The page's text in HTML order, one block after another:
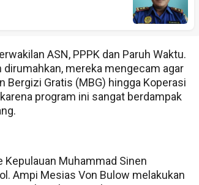
ASN, PPPK dan Paruh Waktu.
mereka mengecam agar
Gratis (MBG) hingga Koperasi
program ini sangat berdampak
Kepulauan Muhammad Sinen
Ampi Mesias Von Bulow melakukan